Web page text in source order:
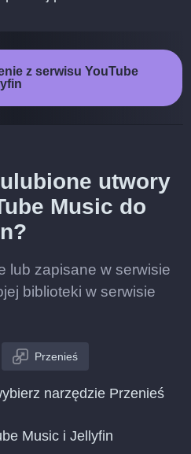
z serwisu YouTube
utwory
Music do
lub zapisane w serwisie
biblioteki w serwisie
Przenieś
narzędzie Przenieś
Music i Jellyfin